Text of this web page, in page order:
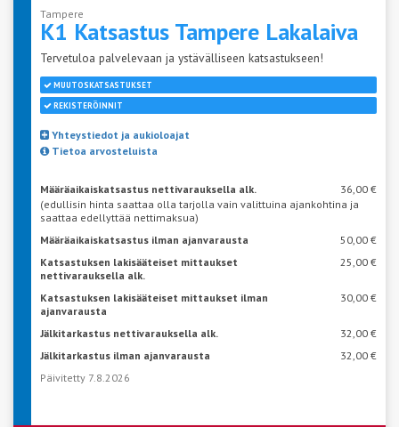
Tampere
K1 Katsastus Tampere Lakalaiva
Tervetuloa palvelevaan ja ystävälliseen katsastukseen!
MUUTOSKATSASTUKSET
REKISTERÖINNIT
Yhteystiedot ja aukioloajat
Tietoa arvosteluista
Määräaikaiskatsastus nettivarauksella alk.
36,00 €
(edullisin hinta saattaa olla tarjolla vain valittuina ajankohtina ja
saattaa edellyttää nettimaksua)
Määräaikaiskatsastus ilman ajanvarausta
50,00 €
Katsastuksen lakisääteiset mittaukset
nettivarauksella alk.
25,00 €
Katsastuksen lakisääteiset mittaukset ilman
ajanvarausta
30,00 €
Jälkitarkastus nettivarauksella alk.
32,00 €
Jälkitarkastus ilman ajanvarausta
32,00 €
Päivitetty 7.8.2026